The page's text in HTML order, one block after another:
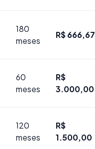
180
meses
R$ 666,67
60
meses
R$
3.000,00
120
meses
R$
1.500,00